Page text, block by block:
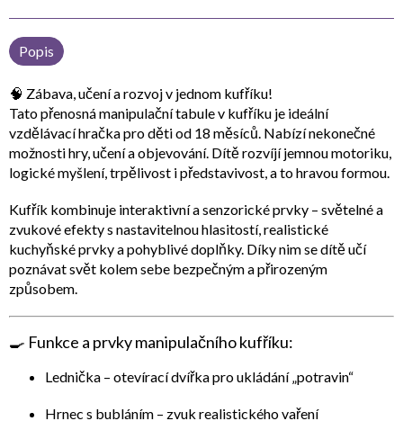
Popis
🧠 Zábava, učení a rozvoj v jednom kufříku!
Tatopřenosná manipulační tabule v kufříku je ideální
vzdělávací hračka pro děti od 18 měsíců. Nabízí nekonečné
možnosti hry, učení a objevování. Dítě rozvíjíjemnou motoriku,
logické myšlení, trpělivost i představivost, a to hravou formou.
Kufřík kombinuje interaktivní a senzorické prvky – světelné a
zvukové efekty s nastavitelnou hlasitostí, realistické
kuchyňské prvky a pohyblivé doplňky. Díky nim se dítě učí
poznávat svět kolem sebe bezpečným a přirozeným
způsobem.
🍳 Funkce a prvky manipulačního kufříku:
Lednička – otevírací dvířka pro ukládání „potravin“
Hrnec s bubláním – zvuk realistického vaření